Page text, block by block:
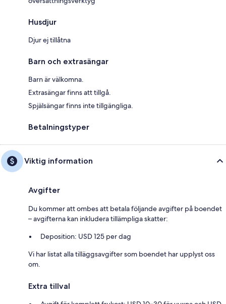
Husdjur
Djur ej tillåtna
Barn och extrasängar
Barn är välkomna.
Extrasängar finns att tillgå.
Spjälsängar finns inte tillgängliga.
Betalningstyper
Viktig information
Avgifter
Du kommer att ombes att betala följande avgifter på boendet
– avgifterna kan inkludera tillämpliga skatter:
Deposition: USD 125 per dag
Vi har listat alla tilläggsavgifter som boendet har upplyst oss
om.
Extra tillval